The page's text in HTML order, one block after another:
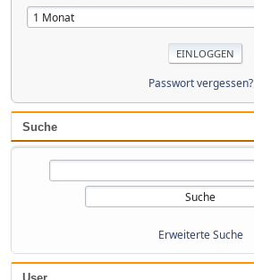
Suche
Erweiterte Suche
Passwort vergessen?